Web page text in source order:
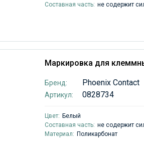
Составная часть: не содержит
Маркировка для
Бренд: Phoenix Contact
Артикул: 0828734
Цвет: Белый
Составная часть: не содержит
Материал: Поликарбонат